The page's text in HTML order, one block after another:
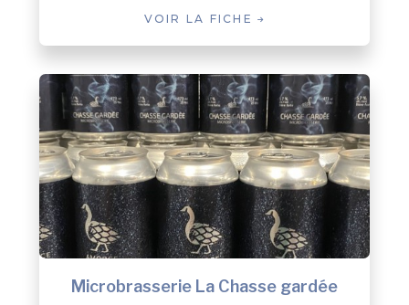
VOIR LA FICHE
Microbrasserie La Chasse gardée